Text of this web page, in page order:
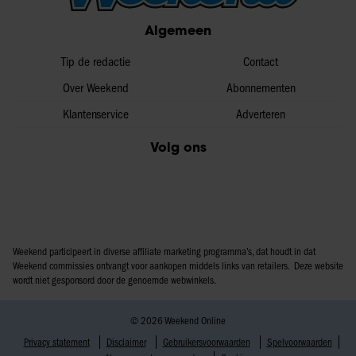
partners kunnen deze gegevens combineren met andere
informatie die u aan ze heeft verstrekt of die ze hebben
gaat akkoord met onze cookies als u onze website blijft
gebruiken.
Algemeen
Tip de redactie
Over Weekend
Klantenservice
Contact
Abonnementen
Adverteren
Volg ons
Weekend participeert in diverse affiliate marketing programma’s, dat houdt in dat
Weekend commissies ontvangt voor aankopen middels links van retailers. Deze website
wordt niet gesponsord door de genoemde webwinkels.
© 2026 Weekend Online
Privacy statement
Disclaimer Gebruikersvoorwaarden
Spelvoorwaarden